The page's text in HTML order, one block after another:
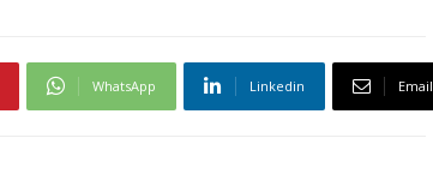
WhatsApp Linkedin Email